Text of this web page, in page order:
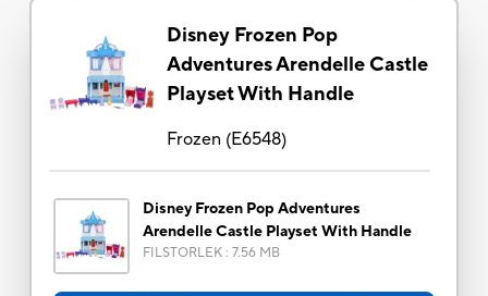
Disney Frozen Pop
Adventures Arendelle Castle
Playset With Handle
Frozen (E6548)
Disney Frozen Pop Adventures
Arendelle Castle Playset With Handle
FILSTORLEK: 7.56 MB